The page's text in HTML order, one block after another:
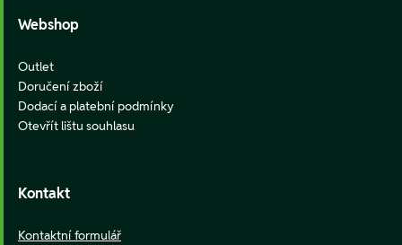
Webshop
Outlet
Doručení zboží
Dodací a platební podmínky
Otevřít lištu souhlasu
Kontakt
Kontaktní formulář